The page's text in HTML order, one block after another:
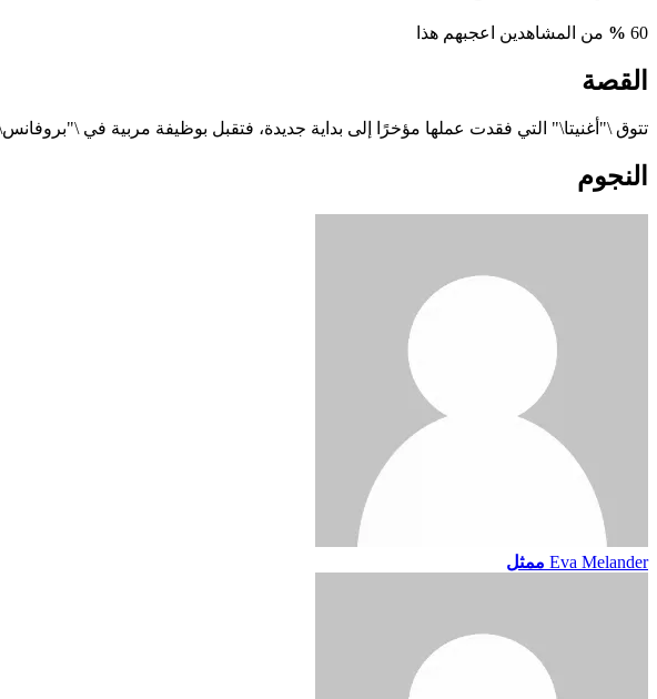
60
% من المشاهدين اعجبهم هذا
القصة
تتوق \"أغنيتا\" التي فقدت عملها مؤخرًا إلى بداية جديدة، فتقبل بوظيفة مربية في
النجوم
Eva Melander ممثل